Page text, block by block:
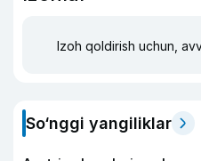
Izoh qoldirish uchun,
So‘nggi yangiliklar